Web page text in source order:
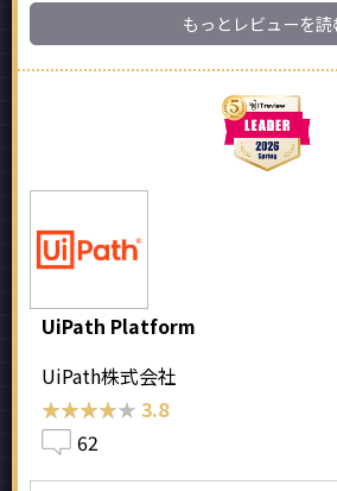
もっとレビューを読
UiPath Platform
UiPath株式会社
★★★★★
★★★★★ 3.8
62